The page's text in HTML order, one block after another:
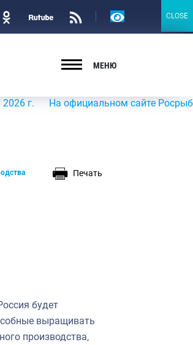
Версия
МЕНЮ
На официальном сайте
Печать
будет
выращивать
производства,
CLOSE
CLOSE